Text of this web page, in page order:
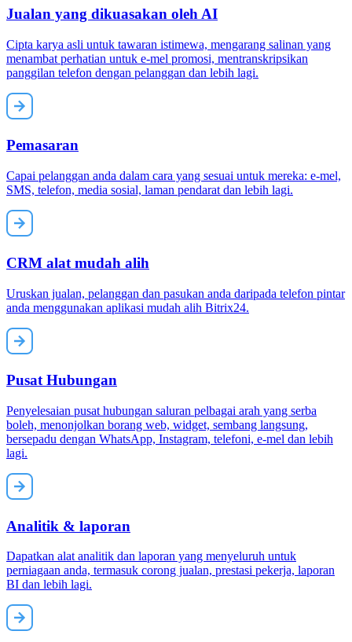
Jualan yang dikuasakan oleh AI
Cipta karya asli untuk tawaran istimewa, mengarang salinan yang
menambat perhatian untuk e-mel promosi, mentranskripsikan
panggilan telefon dengan pelanggan dan lebih lagi.
Pemasaran
Capai pelanggan anda dalam cara yang sesuai untuk mereka: e-mel,
SMS, telefon, media sosial, laman pendarat dan lebih lagi.
CRM alat mudah alih
Uruskan jualan, pelanggan dan pasukan anda daripada telefon pintar
anda menggunakan aplikasi mudah alih Bitrix24.
Pusat Hubungan
Penyelesaian pusat hubungan saluran pelbagai arah yang serba
boleh, menonjolkan borang web, widget, sembang langsung,
bersepadu dengan WhatsApp, Instagram, telefoni, e-mel dan lebih
lagi.
Analitik & laporan
Dapatkan alat analitik dan laporan yang menyeluruh untuk
perniagaan anda, termasuk corong jualan, prestasi pekerja, laporan
BI dan lebih lagi.